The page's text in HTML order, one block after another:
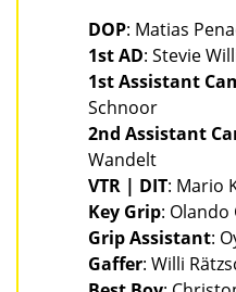
DOP: Matias
1st AD: Stevie
1st Assistant
Schnoor
2nd Assistant
Wandelt
VTR | DIT: Mario
Key Grip: Olando
Grip Assistant:
Gaffer: Willi